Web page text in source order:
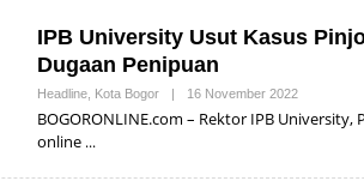
IPB University Usut Kasus
Dugaan Penipuan
Headline Kota Bogor | 16 November 2022
Y
R
U
BOGORONLINE.com – Rektor IPB
online